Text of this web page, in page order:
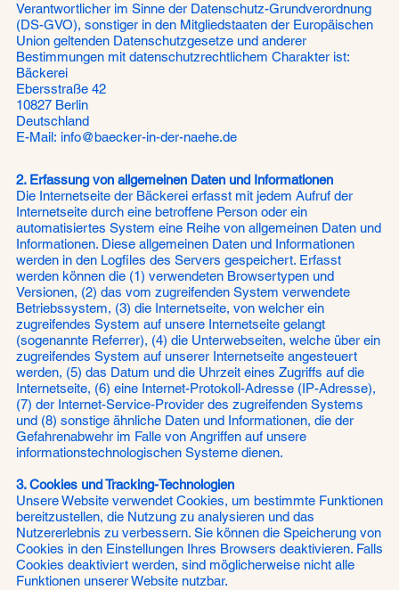
Verantwortlicher im Sinne der Datenschutz-Grundverordnung
(DS-GVO), sonstiger in den Mitgliedstaaten der Europäischen
Union geltenden Datenschutzgesetze und anderer
Bestimmungen mit datenschutzrechtlichem Charakter ist:
Bäckerei
Ebersstraße 42
10827 Berlin
Deutschland
E-Mail: info@baecker-in-der-naehe.de
2. Erfassung von allgemeinen Daten und Informationen
Die Internetseite der Bäckerei erfasst mit jedem Aufruf der
Internetseite durch eine betroffene Person oder ein
automatisiertes System eine Reihe von allgemeinen Daten und
Informationen. Diese allgemeinen Daten und Informationen
werden in den Logfiles des Servers gespeichert. Erfasst
werden können die (1) verwendeten Browsertypen und
Versionen, (2) das vom zugreifenden System verwendete
Betriebssystem, (3) die Internetseite, von welcher ein
zugreifendes System auf unsere Internetseite gelangt
(sogenannte Referrer), (4) die Unterwebseiten, welche über ein
zugreifendes System auf unserer Internetseite angesteuert
werden, (5) das Datum und die Uhrzeit eines Zugriffs auf die
Internetseite, (6) eine Internet-Protokoll-Adresse (IP-Adresse),
(7) der Internet-Service-Provider des zugreifenden Systems
und (8) sonstige ähnliche Daten und Informationen, die der
Gefahrenabwehr im Falle von Angriffen auf unsere
informationstechnologischen Systeme dienen.
3. Cookies und Tracking-Technologien
Unsere Website verwendet Cookies, um bestimmte Funktionen
bereitzustellen, die Nutzung zu analysieren und das
Nutzererlebnis zu verbessern. Sie können die Speicherung von
Cookies in den Einstellungen Ihres Browsers deaktivieren. Falls
Cookies deaktiviert werden, sind möglicherweise nicht alle
Funktionen unserer Website nutzbar.